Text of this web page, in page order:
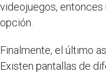
videojuegos, entonces
opción.
Finalmente, el último
Existen pantallas de